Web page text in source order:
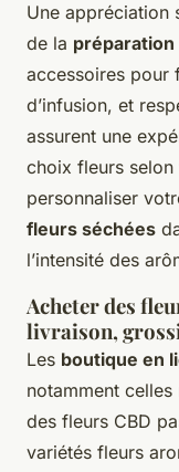
Une appréciation
de la
accessoires pour
d’infusion, et
assurent une
choix fleurs selon
personnaliser
fleurs séchées
l’intensité des
Acheter des
livraison,
Les boutique en
notamment
des fleurs CBD
variétés fleurs